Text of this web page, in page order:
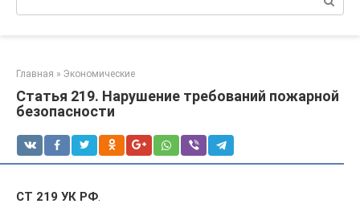
Главная » Экономические
Статья 219. Нарушение требований пожарной
безопасности
СТ 219 УК РФ.